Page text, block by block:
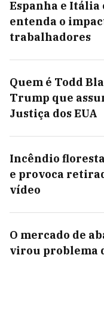
Espanha e
entenda o
trabalhadores
Quem é Todd
Trump que
Justiça dos EUA
Incêndio
e provoca
vídeo
O mercado de
virou problema